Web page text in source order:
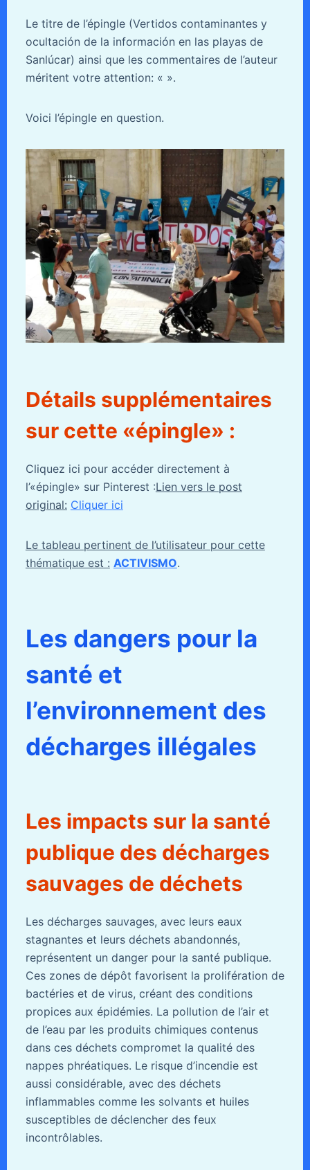
Le titre de l’épingle (Vertidos contaminantes y
ocultación de la información en las playas de
Sanlúcar) ainsi que les commentaires de l’auteur
méritent votre attention: « ».
Voici l’épingle en question.
Détails supplémentaires
sur cette «épingle» :
Cliquez ici pour accéder directement à
l’«épingle» sur Pinterest :Lien vers le post
original: Cliquer ici
Le tableau pertinent de l’utilisateur pour cette
thématique est : ACTIVISMO.
Les dangers pour la
santé et
l’environnement des
décharges illégales
Les impacts sur la santé
publique des décharges
sauvages de déchets
Les décharges sauvages, avec leurs eaux
stagnantes et leurs déchets abandonnés,
représentent un danger pour la santé publique.
Ces zones de dépôt favorisent la prolifération de
bactéries et de virus, créant des conditions
propices aux épidémies. La pollution de l’air et
de l’eau par les produits chimiques contenus
dans ces déchets compromet la qualité des
nappes phréatiques. Le risque d’incendie est
aussi considérable, avec des déchets
inflammables comme les solvants et huiles
susceptibles de déclencher des feux
incontrôlables.